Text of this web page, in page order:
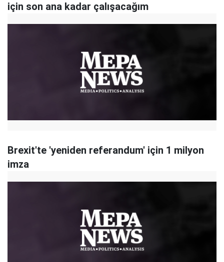
için son ana kadar çalışacağım
Brexit'te 'yeniden referandum' için 1 milyon
imza